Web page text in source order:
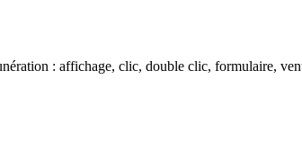
: affichage, clic, double clic, formulaire,